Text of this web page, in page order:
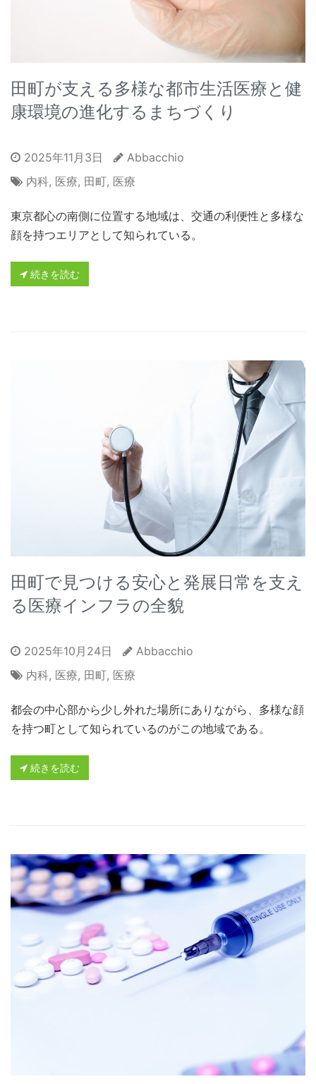
田町が支える多様な都市生活医療と健
康環境の進化するまちづくり
2025年11月3日
Abbacchio
内科, 医療, 田町, 医療
東京都心の南側に位置する地域は、交通の利便性と多様な
顔を持つエリアとして知られている。
続きを読む
田町で見つける安心と発展日常を支え
る医療インフラの全貌
2025年10月24日
Abbacchio
内科, 医療, 田町, 医療
都会の中心部から少し外れた場所にありながら、多様な顔
を持つ町として知られているのがこの地域である。
続きを読む